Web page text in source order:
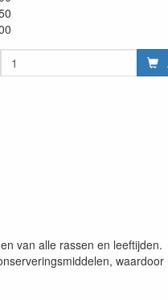
van alle rassen en leeftijden.
waardoor